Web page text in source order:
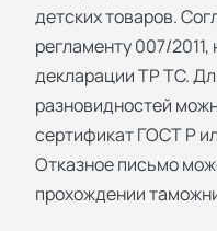
детских товаров.
регламенту 007/
декларации ТР ТС.
разновидностей
сертификат ГОСТ Р
Отказное письмо
прохождении